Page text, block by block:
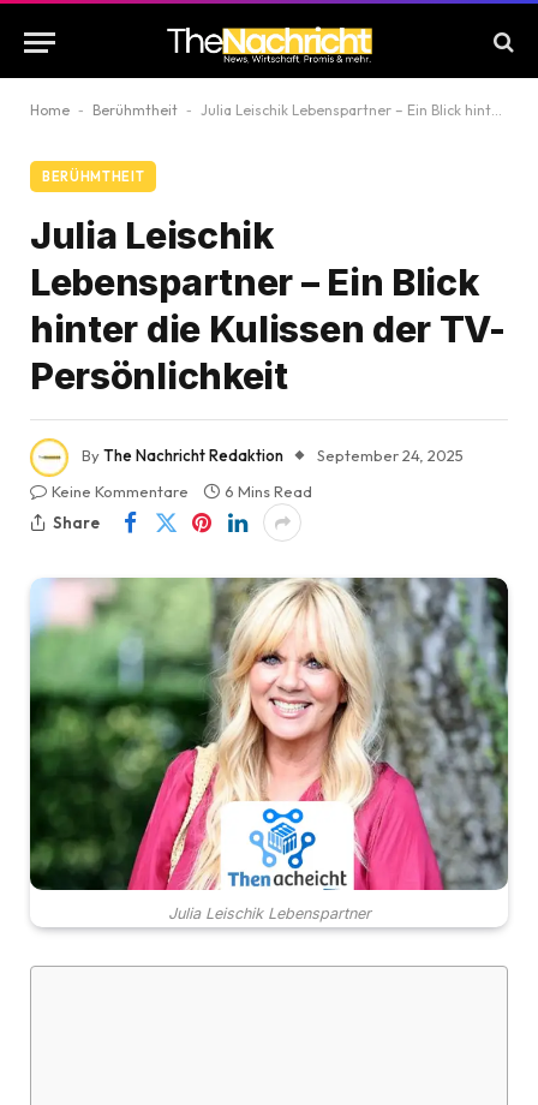
Home - Berühmtheit - Julia Leischik Lebenspartner – Ein Blick hinter die Kulissen der TV-Persönlichkeit
BERÜHMTHEIT
Julia Leischik
Lebenspartner – Ein Blick
hinter die Kulissen der TV-
Persönlichkeit
ByThe Nachricht Redaktion
September 24, 2025
Keine Kommentare
6 Mins Read
Share
Julia Leischik Lebenspartner